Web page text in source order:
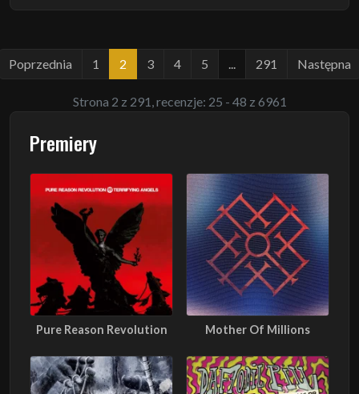
Poprzednia 1 2 3 4 5 291 Następna
Strona 2 z 291, recenzje: 25 - 48 z 6961
Premiery
Pure Reason Revolution Mother Of Millions